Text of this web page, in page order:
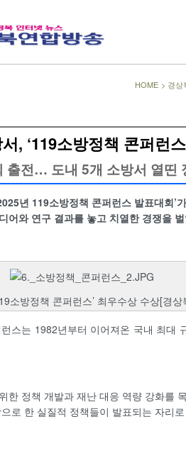
HOME > 경상
, ‘119소방정책 콘퍼런
출전… 도내 5개 소방서 열띤
년 119소방정책 콘퍼런스 발표대회’
어와 연구 결과를 놓고 치열한 경쟁을
소방정책 콘퍼런스’ 최우수상 수상[경
스는 1982년부터 이어져온 국내 최대
한 정책 개발과 재난 대응 역량 강화를
로 한 실질적 정책들이 발표되는 자리